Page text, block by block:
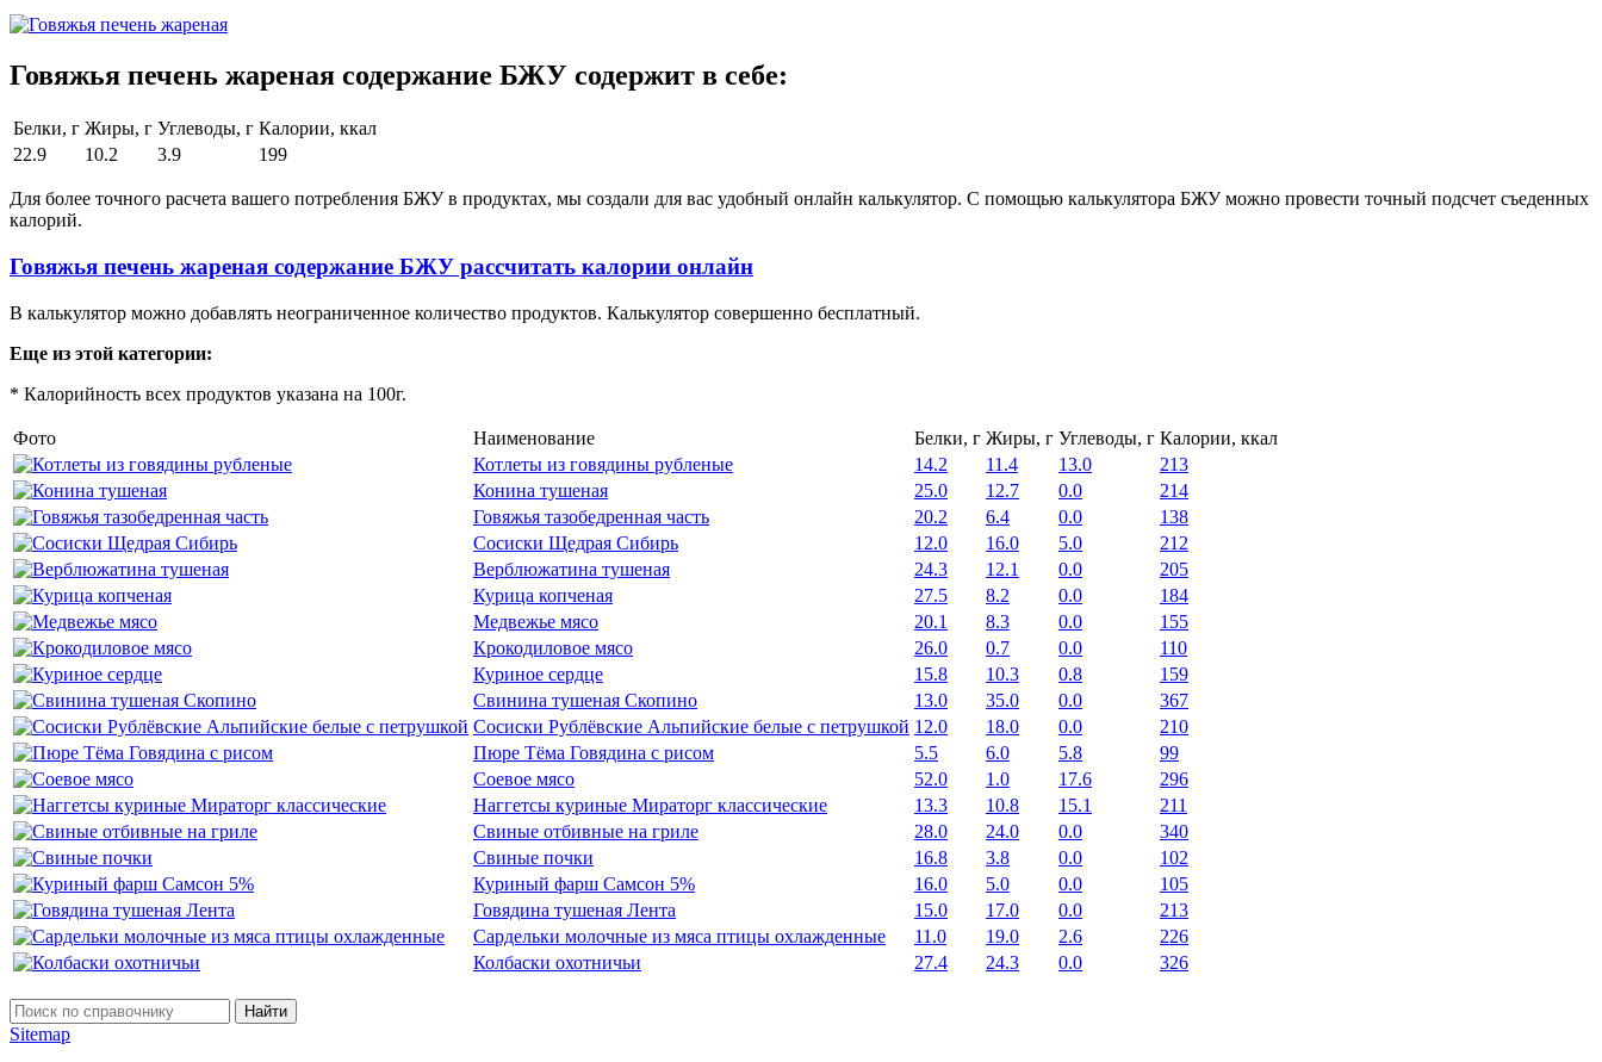
Говяжья печень жареная содержание БЖУ содержит в себе:
Белки, г Жиры, г Углеводы, г Калории, ккал
22.9
10.2 3.9 199
Для более точного расчета вашего потребления БЖУ в продуктах, мы создали для вас удобный онлайн калькулятор. С помощью калькулятора БЖУ можно провести точный подсчет съеденных
калорий.
Говяжья печень жареная содержание БЖУ рассчитать калории онлайн
В калькулятор можно добавлять неограниченное количество продуктов. Калькулятор совершенно бесплатный.
Еще из этой категории:
* Калорийность всех продуктов указана на 100г.
Фото Наименование Белки, г Жиры, г Углеводы, г Калории, ккал
Котлеты из говядины рубленые
14.2 11.4 13.0
213
Конина тушеная
25.0 12.7 0.0
214
Говяжья тазобедренная часть
20.2 6.4 0.0
138
Сосиски Щедрая Сибирь
12.0 16.0 5.0
212
Верблюжатина тушеная
24.3 12.1 0.0
205
Курица копченая
27.5 8.2 0.0
184
Медвежье мясо
20.1 8.3 0.0
155
Крокодиловое мясо
26.0 0.7 0.0
110
Куриное сердце
15.8 10.3 0.8
159
Свинина тушеная Скопино
13.0 35.0 0.0
367
Сосиски Рублёвские Альпийские белые с петрушкой 12.0 18.0 0.0
210
Пюре Тёма Говядина с рисом
5.5 6.0 5.8
99
Соевое мясо
52.0 1.0 17.6
296
Наггетсы куриные Мираторг классические
13.3 10.8 15.1
211
Свиные отбивные на гриле
28.0 24.0 0.0
340
Свиные почки
16.8 3.8 0.0
102
Куриный фарш Самсон 5%
16.0 5.0 0.0
105
Говядина тушеная Лента
15.0 17.0 0.0
213
Сардельки молочные из мяса птицы охлажденные
11.0 19.0 2.6
226
Колбаски охотничьи
27.4 24.3 0.0 326
Найти
Sitemap